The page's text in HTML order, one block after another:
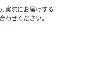
実際にお届けする
わせください。